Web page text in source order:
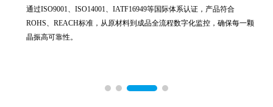
通过ISO9001、ISO14001、IATF16949等国际体系认证，产品符合
ROHS、REACH标准，从原材料到成品全流程数字化监控，确保每一颗
晶振高可靠性。